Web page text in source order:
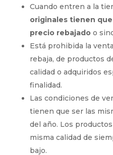
Cuando entren a la
originales tienen
precio rebajadoo
Está prohibida la
rebaja, de productos
calidad o adquiridos
finalidad.
Las condiciones de
tienen que ser las
del año. Los
misma calidad de
bajo.